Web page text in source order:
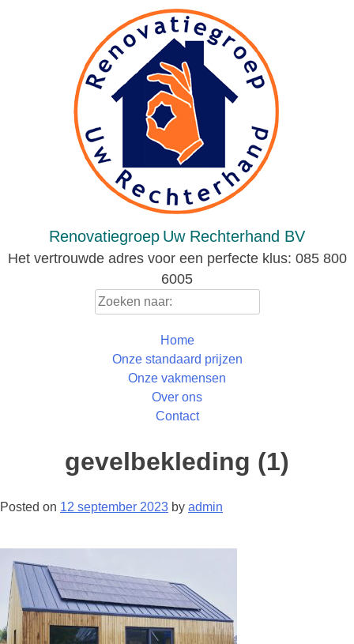
Renovatiegroep Uw Rechterhand BV
Het vertrouwde adres voor een perfecte klus: 085 800
6005
Home
Onze standaard prijzen
Onze vakmensen
Over ons
Contact
gevelbekleding (1)
Posted on 12 september 2023 by admin